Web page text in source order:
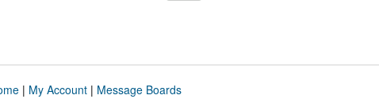
| My Account| Message Boards